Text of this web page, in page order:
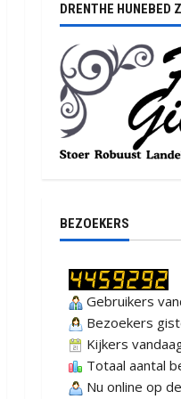
DRENTHE HUNEBED
BEZOEKERS
Gebruikers
Bezoekers
Kijkers
Totaal aantal
Nu online op